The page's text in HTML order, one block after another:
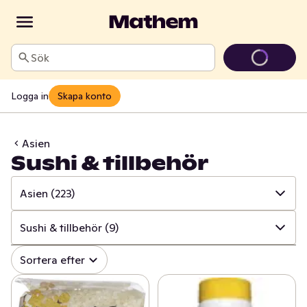
Sök
Logga in Skapa konto
Asien
Sushi & tillbehör
Asien (223)
✓ Alla (1714)
✓ Baljväxter & konserver
✓ Pasta & pastasås (215)
Sushi & tillbehör (9)
✓ Alla (223)
✓ Nudlar & ramen (61)
Sortera efter